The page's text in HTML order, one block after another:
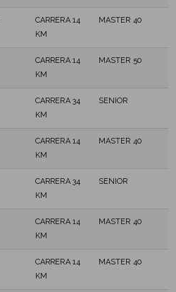
CARRERA 14
KM
MASTER 40
CARRERA 14
KM
MASTER 50
CARRERA 34
KM
SENIOR
CARRERA 14
KM
MASTER 40
CARRERA 34
KM
SENIOR
CARRERA 14
KM
MASTER 40
CARRERA 14
KM
MASTER 40